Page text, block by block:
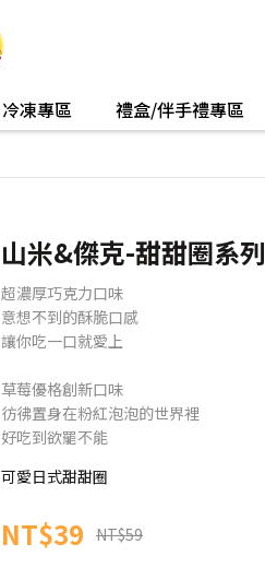
冷凍專區 禮盒/伴手禮專區
山米&傑克-甜甜圈系列
超濃厚巧克力口味
意想不到的酥脆口感
讓你吃一口就愛上
草莓優格創新口味
彷彿置身在粉紅泡泡的世界裡
好吃到欲罷不能
可愛日式甜甜圈
NT$39 NT$59